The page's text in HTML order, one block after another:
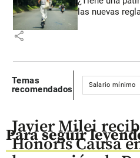
las nuevas
share
Temas
recomendados
Salario mínimo
Para seguir
Javier Milei
Honoris Causa